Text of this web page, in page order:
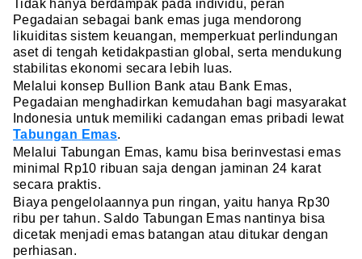
Tidak hanya berdampak pada individu, peran
Pegadaian sebagai bank emas juga mendorong
likuiditas sistem keuangan, memperkuat perlindungan
aset di tengah ketidakpastian global, serta mendukung
stabilitas ekonomi secara lebih luas.
Melalui konsep Bullion Bank atau Bank Emas,
Pegadaian menghadirkan kemudahan bagi masyarakat
Indonesia untuk memiliki cadangan emas pribadi lewat
Tabungan Emas.
Melalui Tabungan Emas, kamu bisa berinvestasi emas
minimal Rp10 ribuan saja dengan jaminan 24 karat
secara praktis.
Biaya pengelolaannya pun ringan, yaitu hanya Rp30
ribu per tahun. Saldo Tabungan Emas nantinya bisa
dicetak menjadi emas batangan atau ditukar dengan
perhiasan.